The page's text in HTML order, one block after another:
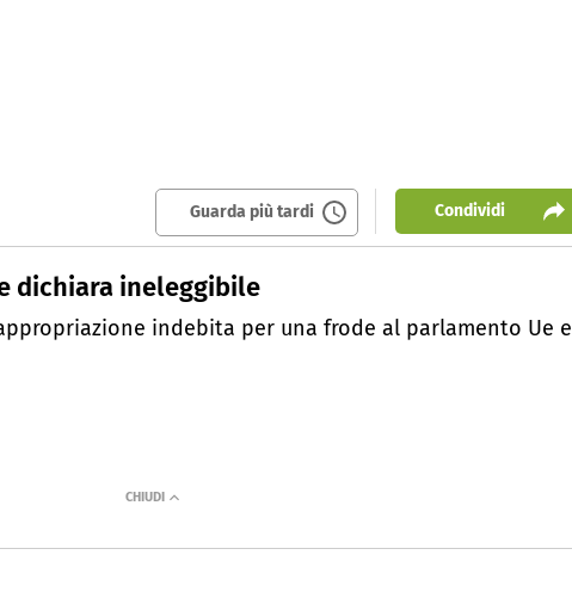
Guarda più tardi Condividi
dichiara ineleggibile
indebita per una frode al parlamento Ue e